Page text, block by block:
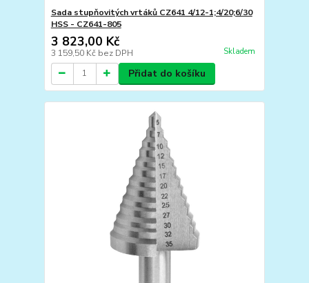
Sada stupňovitých vrtáků CZ641 4/12-1;4/20;6/30
HSS - CZ641-805
3 823,00 Kč
3 159,50 Kč bez DPH Skladem
Přidat do košíku